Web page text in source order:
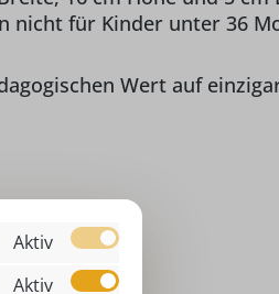
nicht für Kinder unter 36
Wert auf
Aktiv
Aktiv